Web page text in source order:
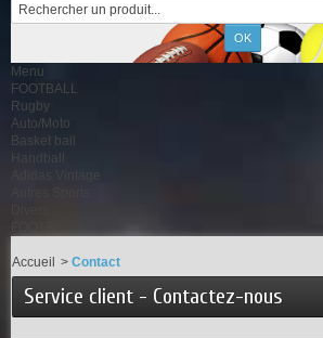
Menu
FOOTBALL
Rugby
Auto/Moto
Basket ball
Handball
Adidas Vintage
Accueil > Contact
Service client - Contactez-nous